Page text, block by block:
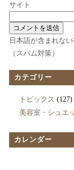
サイト
日本語が含まれな
（スパム対策）
カテゴリー
トピックス (127)
美容室・シュエ
カレンダー